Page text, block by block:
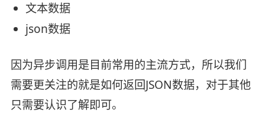
文本数据
json数据
因为异步调用是目前常用的主流方式，所以我们
需要更关注的就是如何返回JSON数据，对于其他
只需要认识了解即可。